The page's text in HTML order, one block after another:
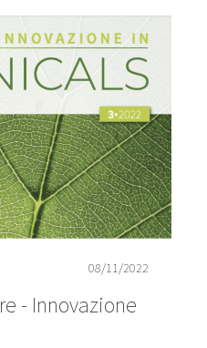
08/11/2022
- Innovazione